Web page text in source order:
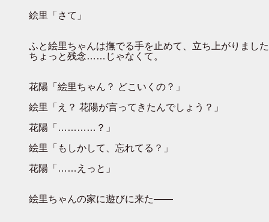
絵里「さて」
ふと絵里ちゃんは撫でる手を止めて、立ち上がりまし
ちょっと残念……じゃなくて。
花陽「絵里ちゃん？ どこいくの？」
絵里「え？ 花陽が言ってきたんでしょう？」
花陽「…………？」
絵里「もしかして、忘れてる？」
花陽「……えっと」
絵里ちゃんの家に遊びに来た――